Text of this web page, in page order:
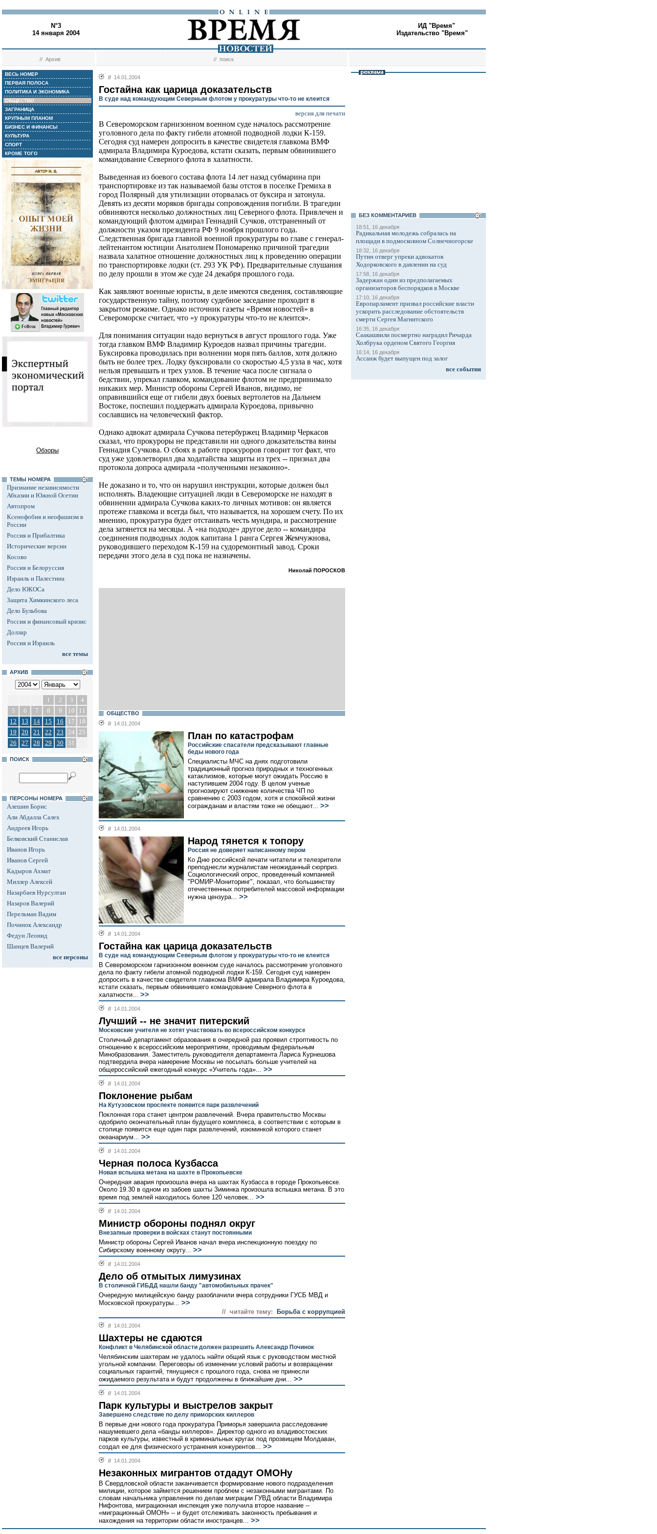
N°3
14 января 2004
ИД "Время"
Издательство "Время"
//Архив //поиск
ВЕСЬ НОМЕР
ПЕРВАЯ ПОЛОСА
ПОЛИТИКА И ЭКОНОМИКА
ОБЩЕСТВО
ЗАГРАНИЦА
КРУПНЫМ ПЛАНОМ
БИЗНЕС И ФИНАНСЫ
КУЛЬТУРА
СПОРТ
КРОМЕ ТОГО
Обзоры
ТЕМЫ НОМЕРА
Признание независимости
Абхазии и Южной Осетии
Автопром
Ксенофобия и неофашизм в
России
Россия и Прибалтика
Исторические версии
Косово
Россия и Белоруссия
Израиль и Палестина
Дело ЮКОСа
Защита Химкинского леса
Дело Бульбова
Россия и финансовый кризис
Доллар
Россия и Израиль
все темы
АРХИВ
1 2 3
4
5
6 7 8 9 10
11
12
13 14 15 16 17
18
19
20 21 22 23 24 25
26
27 28 29 30 31
ПОИСК
ПЕРСОНЫ НОМЕРА
Алешин Борис
Али Абдалла Салех
Андреев Игорь
Белковский Станислав
Иванов Игорь
Иванов Сергей
Кадыров Ахмат
Миллер Алексей
Назарбаев Нурсултан
Назаров Валерий
Перельман Вадим
Починок Александр
Федун Леонид
Шанцев Валерий
все персоны
// 14.01.2004
Гостайна как царица доказательств
В суде над командующим Северным флотом у прокуратуры что-то не клеится
версия для печати
В Североморском гарнизонном военном суде началось рассмотрение
уголовного дела по факту гибели атомной подводной лодки К-159.
Сегодня суд намерен допросить в качестве свидетеля главкома ВМФ
адмирала Владимира Куроедова, кстати сказать, первым обвинившего
командование Северного флота в халатности.
Выведенная из боевого состава флота 14 лет назад субмарина при
транспортировке из так называемой базы отстоя в поселке Гремиха в
город Полярный для утилизации оторвалась от буксира и затонула.
Девять из десяти моряков бригады сопровождения погибли. В трагедии
обвиняются несколько должностных лиц Северного флота. Привлечен и
командующий флотом адмирал Геннадий Сучков, отстраненный от
должности указом президента РФ 9 ноября прошлого года.
Следственная бригада главной военной прокуратуры во главе с генерал-
лейтенантом юстиции Анатолием Пономаренко причиной трагедии
назвала халатное отношение должностных лиц к проведению операции
по транспортировке лодки (ст. 293 УК РФ). Предварительные слушания
по делу прошли в этом же суде 24 декабря прошлого года.
Как заявляют военные юристы, в деле имеются сведения, составляющие
государственную тайну, поэтому судебное заседание проходит в
закрытом режиме. Однако источник газеты «Время новостей» в
Североморске считает, что «у прокуратуры что-то не клеится».
Для понимания ситуации надо вернуться в август прошлого года. Уже
тогда главком ВМФ Владимир Куроедов назвал причины трагедии.
Буксировка проводилась при волнении моря пять баллов, хотя должно
быть не более трех. Лодку буксировали со скоростью 4,5 узла в час, хотя
нельзя превышать и трех узлов. В течение часа после сигнала о
бедствии, упрекал главком, командование флотом не предпринимало
никаких мер. Министр обороны Сергей Иванов, видимо, не
оправившийся еще от гибели двух боевых вертолетов на Дальнем
Востоке, поспешил поддержать адмирала Куроедова, привычно
сославшись на человеческий фактор.
Однако адвокат адмирала Сучкова петербуржец Владимир Черкасов
сказал, что прокуроры не представили ни одного доказательства вины
Геннадия Сучкова. О сбоях в работе прокуроров говорит тот факт, что
суд уже удовлетворил два ходатайства защиты из трех -- признал два
протокола допроса адмирала «полученными незаконно».
Не доказано и то, что он нарушил инструкции, которые должен был
исполнять. Владеющие ситуацией люди в Североморске не находят в
обвинении адмирала Сучкова каких-то личных мотивов: он является
протеже главкома и всегда был, что называется, на хорошем счету. По их
мнению, прокуратура будет отстаивать честь мундира, и рассмотрение
дела затянется на месяцы. А «на подходе» другое дело -- командира
соединения подводных лодок капитана 1 ранга Сергея Жемчужнова,
руководившего переходом К-159 на судоремонтный завод. Сроки
передачи этого дела в суд пока не назначены.
Николай ПОРОСКОВ
ОБЩЕСТВО
// 14.01.2004
План по катастрофам
Российские спасатели предсказывают главные
беды нового года
Специалисты МЧС на днях подготовили
традиционный прогноз природных и техногенных
катаклизмов, которые могут ожидать Россию в
наступившем 2004 году. В целом ученые
прогнозируют снижение количества ЧП по
сравнению с 2003 годом, хотя и спокойной жизни
согражданам и властям тоже не обещают... >>
// 14.01.2004
Народ тянется к топору
Россия не доверяет написанному пером
Ко Дню российской печати читатели и телезрители
преподнесли журналистам неожиданный сюрприз.
Социологический опрос, проведенный компанией
"РОМИР-Мониторинг", показал, что большинству
отечественных потребителей массовой информации
нужна цензура... >>
// 14.01.2004
Гостайна как царица доказательств
В суде над командующим Северным флотом у прокуратуры что-то не клеится
В Североморском гарнизонном военном суде началось рассмотрение уголовного
дела по факту гибели атомной подводной лодки К-159. Сегодня суд намерен
допросить в качестве свидетеля главкома ВМФ адмирала Владимира Куроедова,
кстати сказать, первым обвинившего командование Северного флота в
халатности... >>
// 14.01.2004
Лучший -- не значит питерский
Московские учителя не хотят участвовать во всероссийском конкурсе
Столичный департамент образования в очередной раз проявил строптивость по
отношению к всероссийским мероприятиям, проводимым федеральным
Минобразования. Заместитель руководителя департамента Лариса Курнешова
подтвердила вчера намерение Москвы не посылать больше учителей на
общероссийский ежегодный конкурс «Учитель года»... >>
// 14.01.2004
Поклонение рыбам
На Кутузовском проспекте появится парк развлечений
Поклонная гора станет центром развлечений. Вчера правительство Москвы
одобрило окончательный план будущего комплекса, в соответствии с которым в
столице появится еще один парк развлечений, изюминкой которого станет
океанариум... >>
// 14.01.2004
Черная полоса Кузбасса
Новая вспышка метана на шахте в Прокопьевске
Очередная авария произошла вчера на шахтах Кузбасса в городе Прокопьевске.
Около 19.30 в одном из забоев шахты Зиминка произошла вспышка метана. В это
время под землей находилось более 120 человек... >>
// 14.01.2004
Министр обороны поднял округ
Внезапные проверки в войсках станут постоянными
Министр обороны Сергей Иванов начал вчера инспекционную поездку по
Сибирскому военному округу... >>
// 14.01.2004
Дело об отмытых лимузинах
В столичной ГИБДД нашли банду "автомобильных прачек"
Очередную милицейскую банду разоблачили вчера сотрудники ГУСБ МВД и
Московской прокуратуры... >>
// читайте тему: Борьба с коррупцией
// 14.01.2004
Шахтеры не сдаются
Конфликт в Челябинской области должен разрешить Александр Починок
Челябинским шахтерам не удалось найти общий язык с руководством местной
угольной компании. Переговоры об изменении условий работы и возвращении
социальных гарантий, тянущиеся с прошлого года, снова не принесли
ожидаемого результата и будут продолжены в ближайшие дни... >>
// 14.01.2004
Парк культуры и выстрелов закрыт
Завершено следствие по делу приморских киллеров
В первые дни нового года прокуратура Приморья завершила расследование
нашумевшего дела «банды киллеров». Директор одного из владивостокских
парков культуры, известный в криминальных кругах под прозвищем Молдаван,
создал ее для физического устранения конкурентов... >>
// 14.01.2004
Незаконных мигрантов отдадут ОМОНу
В Свердловской области заканчивается формирование нового подразделения
милиции, которое займется решением проблем с незаконными мигрантами. По
словам начальника управления по делам миграции ГУВД области Владимира
Нифонтова, миграционная инспекция уже получила второе название --
«миграционный ОМОН» -- и будет отслеживать законность пребывания и
нахождения на территории области иностранцев... >>
БЕЗ КОМMЕНТАРИЕВ
18:51, 16 декабря
Радикальная молодежь собралась на
площади в подмосковном Солнечногорске
18:32, 16 декабря
Путин отверг упреки адвокатов
Ходорковского в давлении на суд
17:58, 16 декабря
Задержан один из предполагаемых
организаторов беспорядков в Москве
17:10, 16 декабря
Европарламент призвал российские власти
ускорить расследование обстоятельств
смерти Сергея Магнитского
16:35, 16 декабря
Саакашвили посмертно наградил Ричарда
Холбрука орденом Святого Георгия
16:14, 16 декабря
Ассанж будет выпущен под залог
все события